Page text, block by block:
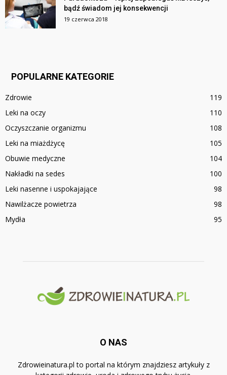
bądź świadom jej konsekwencji
19 czerwca 2018
POPULARNE KATEGORIE
Zdrowie
119
Leki na oczy
110
Oczyszczanie organizmu
108
Leki na miażdżycę
105
Obuwie medyczne
104
Nakładki na sedes
100
Leki nasenne i uspokajające
98
Nawilżacze powietrza
98
Mydła
95
O NAS
Zdrowieinatura.pl to portal na którym znajdziesz artykuły z